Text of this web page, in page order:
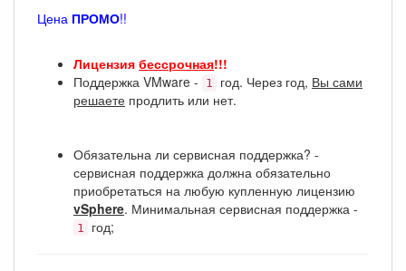
Цена ПРОМО!!
Лицензия бессрочная!!!
Поддержка VMware -
1 год. Через год, Вы сами
решаете продлить или нет.
Обязательна ли сервисная поддержка? -
сервисная поддержка должна обязательно
приобретаться на любую купленную лицензию
vSphere. Минимальная сервисная поддержка -
1 год;